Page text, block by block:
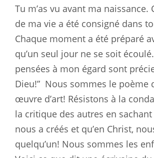
Tu m’as vu avant ma naissance.
de ma vie a été consigné dans
Chaque moment a été préparé
qu’un seul jour ne se soit
pensées à mon égard sont
Dieu!” Nous sommes le poème
œuvre d’art! Résistons à la
la critique des autres en
nous a créés et qu’en Christ,
quelqu’un! Nous sommes les